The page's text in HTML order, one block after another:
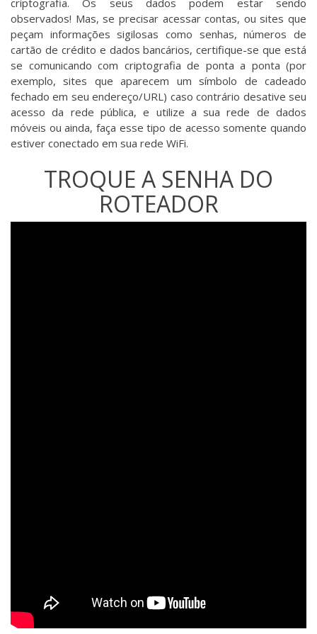
observados! Mas, se precisar acessar contas, ou sites que
peçam informações sigilosas como senhas, números de
cartão de crédito e dados bancários, certifique-se que está
se comunicando com criptografia de ponta a ponta (por
exemplo, sites que aparecem um símbolo de cadeado
fechado em seu endereço/URL) caso contrário desative seu
acesso da rede pública, e utilize a sua rede de dados
móveis ou ainda, faça esse tipo de acesso somente quando
estiver conectado em sua rede WiFi.
TROQUE A SENHA DO
ROTEADOR